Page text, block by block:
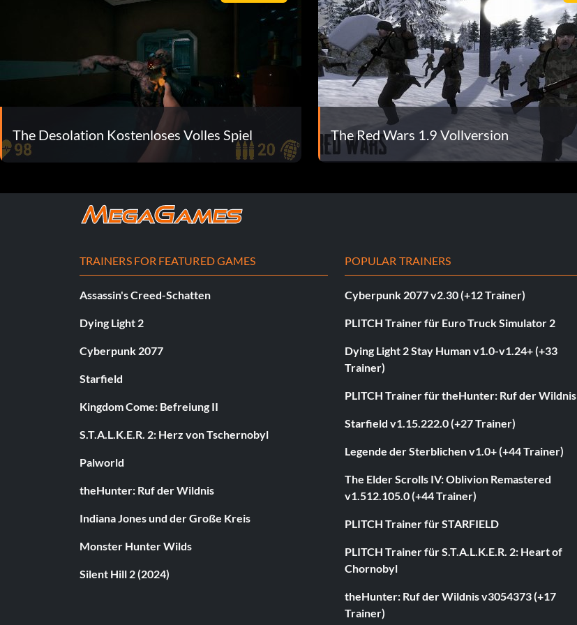
The Desolation Kostenloses Volles Spiel The Red Wars 1.9 Vollversion
TRAINERS FOR FEATURED GAMES
Assassin's Creed-Schatten
Dying Light 2
Cyberpunk 2077
Starfield
Kingdom Come: Befreiung II
S.T.A.L.K.E.R. 2: Herz von Tschernobyl
Palworld
theHunter: Ruf der Wildnis
Indiana Jones und der Große Kreis
Monster Hunter Wilds
Silent Hill 2 (2024)
POPULAR TRAINERS
Cyberpunk 2077 v2.30 (+12 Trainer)
PLITCH Trainer für Euro Truck Simulator 2
Dying Light 2 Stay Human v1.0-v1.24+ (+33
Trainer)
PLITCH Trainer für theHunter: Ruf der Wildnis
Starfield v1.15.222.0 (+27 Trainer)
Legende der Sterblichen v1.0+ (+44 Trainer)
The Elder Scrolls IV: Oblivion Remastered
v1.512.105.0 (+44 Trainer)
PLITCH Trainer für STARFIELD
PLITCH Trainer für S.T.A.L.K.E.R. 2: Heart of
Chornobyl
theHunter: Ruf der Wildnis v3054373 (+17
Trainer)